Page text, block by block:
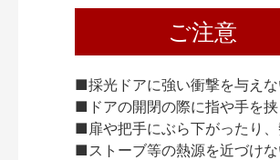
ご注意
■採光ドアに強い衝撃を与えな
■ドアの開閉の際に指や手を挟
■扉や把手にぶら下がったり、
■ストーブ等の熱源を近づけな